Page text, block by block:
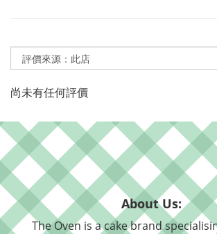
尚未有任何評價
About Us:
The Oven is a cake brand